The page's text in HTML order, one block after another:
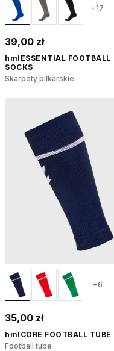
+17
39,00 zł
hmlESSENTIAL FOOTBALL
SOCKS
Skarpety piłkarskie
+6
35,00 zł
hmlCORE FOOTBALL TUBE
Football tube